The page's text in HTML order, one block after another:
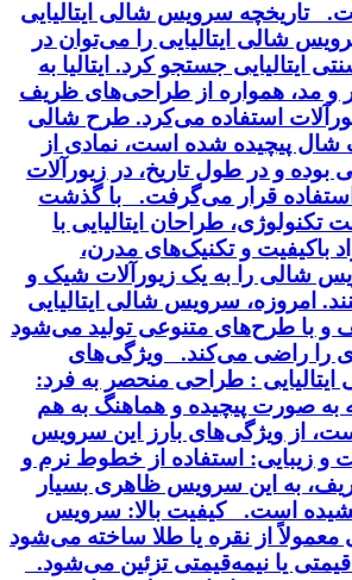
تاریخچه سرویس شالی ایتالیایی
شالی ایتالیایی را می‌توان در
ایتالیایی جستجو کرد. ایتالیا به
و مد، همواره از طراحی‌های ظریف
استفاده می‌کرد. طرح شالی
شال پیچیده شده است، نمادی از
بوده و در طول تاریخ، در زیورآلات
قرار می‌گرفت. با گذشت
تکنولوژی، طراحان ایتالیایی با
باکیفیت و تکنیک‌های مدرن،
شالی را به یک زیورآلات شیک و
امروزه، سرویس شالی ایتالیایی
و با طرح‌های متنوعی تولید می‌شود
را راضی می‌کند. ویژگی‌های
: طراحی منحصر به فرد:
صورت پیچیده و هماهنگ به هم
از ویژگی‌های بارز این سرویس
زیبایی: استفاده از خطوط نرم و
به این سرویس ظاهری بسیار
بخشیده است. کیفیت بالا: سرویس
معمولاً از نقره یا طلا ساخته می‌شود
یا نیمه‌قیمتی تزئین می‌شود.